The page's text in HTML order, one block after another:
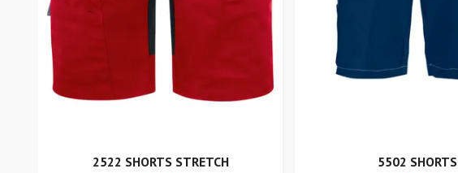
2522 SHORTS STRETCH
5502 SHORTS